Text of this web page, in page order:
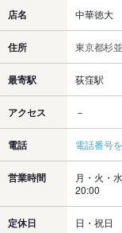
店名 中華徳大
住所 東京都杉
最寄駅 荻窪駅
アクセス －
電話 電話番号
営業時間
月・火・
20:00
定休日 日・祝日